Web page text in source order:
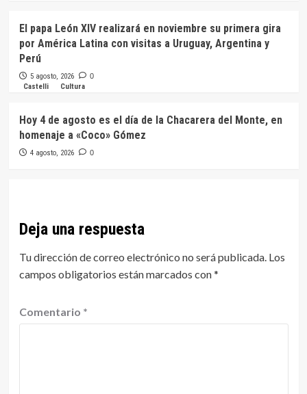
El papa León XIV realizará en noviembre su primera gira
por América Latina con visitas a Uruguay, Argentina y
Perú
5 agosto, 2026 0
Castelli Cultura
Hoy 4 de agosto es el día de la Chacarera del Monte, en
homenaje a «Coco» Gómez
4 agosto, 2026 0
Deja una respuesta
Tu dirección de correo electrónico no será publicada. Los
campos obligatorios están marcados con*
Comentario *